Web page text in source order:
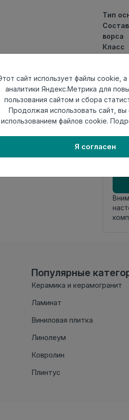
Тип
Состав
ворса
Класс
Вид
Страна
Популярные
Керамика и керамогранит
Ламинат
Виниловая плитка
Линолеум
Ковролин
Плинтус
сайт использует файлы cookie,
аналитики Яндекс.Метрика для
пользования сайтом и сбора
Продолжая использовать сайт, вы
использованием файлов cookie.
Я согласен